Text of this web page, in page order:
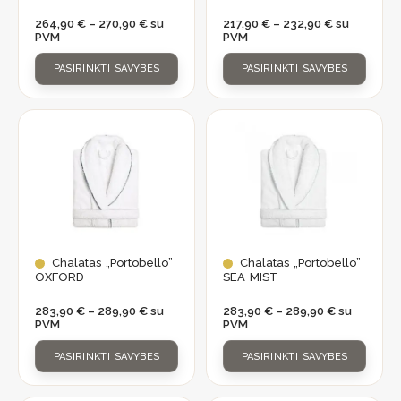
264,90 € – 270,90 € su
PVM
PASIRINKTI SAVYBES
chosen
on
product
page
217,90 € – 232,90 € su
PVM
PASIRINKTI SAVYBES
chosen
on
product
page
Chalatas „Portobello”
OXFORD
283,90 € – 289,90 € su
PVM
PASIRINKTI SAVYBES
multiple
variants.
may
chosen
product
Chalatas „Portobello”
SEA MIST
283,90 € – 289,90 € su
PVM
PASIRINKTI SAVYBES
multiple
variants.
may
chosen
product